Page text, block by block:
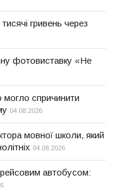
гривень через
фотовиставку «Не
спричинити
04.08.2026
мовної школи, який
04.08.2026
рейсовим автобусом: